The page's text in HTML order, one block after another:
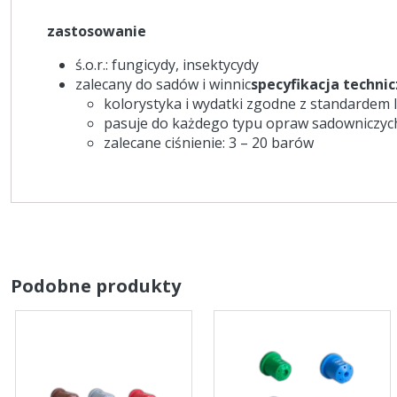
zastosowanie
ś.o.r.: fungicydy, insektycydy
zalecany do sadów i winnicspecyfikacja
kolorystyka i wydatki zgodne z standardem
pasuje do każdego typu opraw
zalecane ciśnienie: 3 – 20 barów
Podobne produkty
ma
wiele